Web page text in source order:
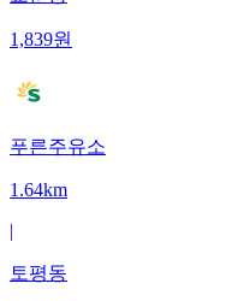
1,839원
푸른주유소
1.64km
|
토평동